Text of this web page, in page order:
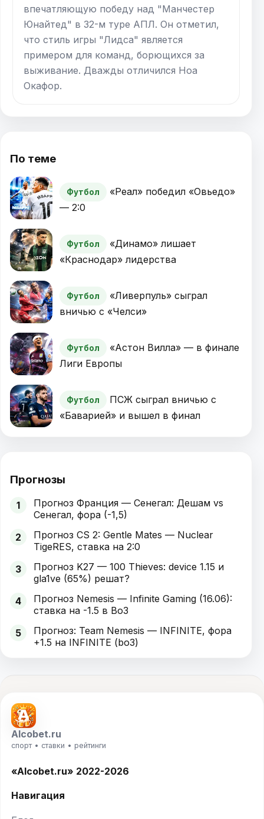
впечатляющую победу над "Манчестер
Юнайтед" в 32-м туре АПЛ. Он отметил,
что стиль игры "Лидса" является
примером для команд, борющихся за
выживание. Дважды отличился Ноа
Окафор.
По теме
Футбол
«Реал» победил «Овьедо»
— 2:0
Футбол
«Динамо» лишает
«Краснодар» лидерства
Футбол
«Ливерпуль» сыграл
вничью с «Челси»
Футбол
«Астон Вилла» — в финале
Лиги Европы
Футбол
ПСЖ сыграл вничью с
«Баварией» и вышел в финал
Прогнозы
1
Прогноз Франция — Сенегал: Дешам vs
Сенегал, фора (-1,5)
2
Прогноз CS 2: Gentle Mates — Nuclear
TigeRES, ставка на 2:0
3
Прогноз K27 — 100 Thieves: device 1.15 и
gla1ve (65%) решат?
4
Прогноз Nemesis — Infinite Gaming (16.06):
ставка на -1.5 в Bo3
5
Прогноз: Team Nemesis — INFINITE, фора
+1.5 на INFINITE (bo3)
Alcobet.ru
спорт • ставки • рейтинги
«Alcobet.ru» 2022-2026
Навигация